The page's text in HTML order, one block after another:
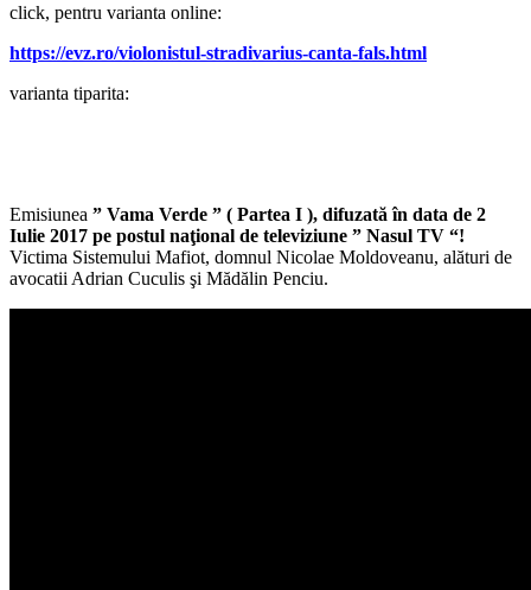
click, pentru varianta online:
https://evz.ro/violonistul-stradivarius-canta-fals.html
varianta tiparita:
Emisiunea ” Vama Verde ” ( Partea I ), difuzată în data de 2
Iulie 2017 pe postul naţional de televiziune ” Nasul TV “!
Victima Sistemului Mafiot, domnul Nicolae Moldoveanu, alături de
avocatii Adrian Cuculis şi Mădălin Penciu.